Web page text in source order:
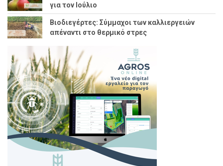
για τον Ιούλιο
Βιοδιεγέρτες: Σύμμαχοι των καλλιεργειών
απέναντι στο θερμικό στρες